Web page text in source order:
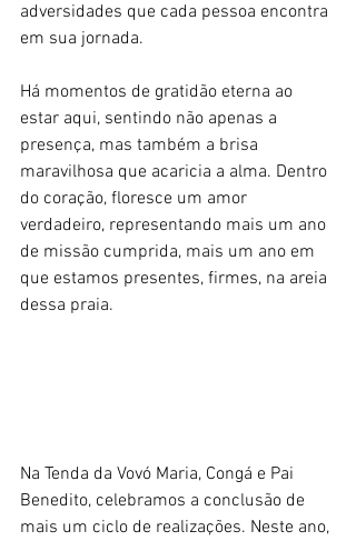
adversidades que cada pessoa encontra
em sua jornada.
Há momentos de gratidão eterna ao
estar aqui, sentindo não apenas a
presença, mas também a brisa
maravilhosa que acaricia a alma. Dentro
do coração, floresce um amor
verdadeiro, representando mais um ano
de missão cumprida, mais um ano em
que estamos presentes, firmes, na areia
dessa praia.
Na Tenda da Vovó Maria, Congá e Pai
Benedito, celebramos a conclusão de
mais um ciclo de realizações. Neste ano,